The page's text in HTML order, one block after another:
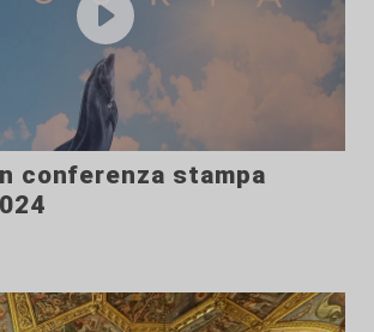
conferenza stampa